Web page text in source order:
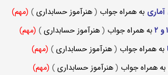
به همراه جواب (هنرآموز حسابداری) (مهم)
به همراه جواب (هنرآموز حسابداری) (مهم)
به همراه جواب (هنرآموز حسابداری) (مهم)
به همراه جواب (هنرآموز حسابداری) (مهم)